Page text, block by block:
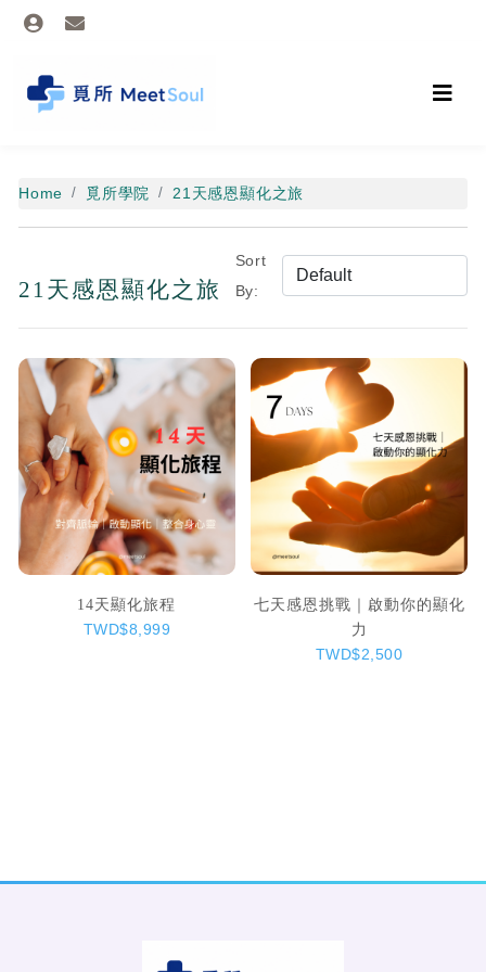
Home 覓所學院 21天感恩顯化之旅
21天感恩顯化之旅
Sort
By:
14天顯化旅程
TWD$8,999
七天感恩挑戰｜啟動你的顯化
力
TWD$2,500